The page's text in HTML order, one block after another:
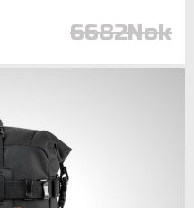
6682Nok